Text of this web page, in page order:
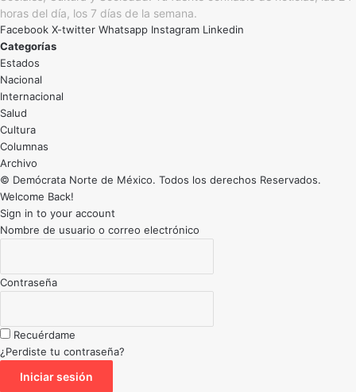
horas del día, los 7 días de la semana.
Facebook X-twitter Whatsapp Instagram Linkedin
Categorías
Estados
Nacional
Internacional
Salud
Cultura
Archivo
© Demócrata Norte de México. Todos los derechos Reservados.
Welcome Back!
Sign in to your account
Nombre de usuario o correo electrónico
Contraseña
Recuérdame
¿Perdiste tu contraseña?